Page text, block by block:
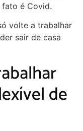
fato é Covid.
volte a trabalhar
sair de casa
de